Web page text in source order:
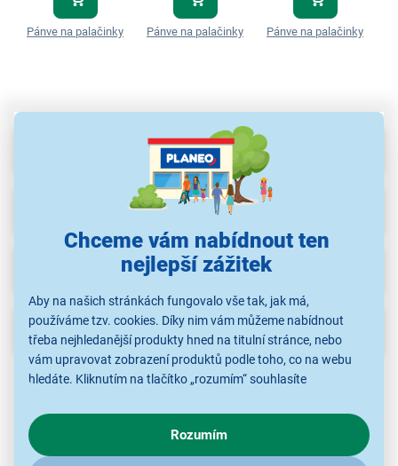
Chceme vám nabídnout ten
nejlepší zážitek
Aby na našich stránkách fungovalo vše tak, jak má,
používáme tzv. cookies. Díky nim vám můžeme nabídnout
třeba nejhledanější produkty hned na titulní stránce, nebo
vám upravovat zobrazení produktů podle toho, co na webu
hledáte. Kliknutím na tlačítko „rozumím“ souhlasíte
chování na webu pro zobrazení cílených reklam. Pokud vás
zajímají detaily, jak u nás s cookies a dalšími údaji pracujeme,
kliknětesem.
Rozumím
Pánve na palačinky Pánve na palačinky Pánve na palačinky
Popis
Parametry
Recenze
Ke stažení(1)